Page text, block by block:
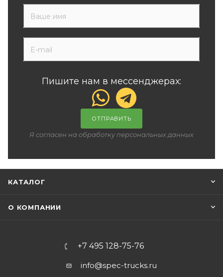
Пишите нам в мессенджерах:
ОТПРАВИТЬ
Я согласен на обработку персональных данных
КАТАЛОГ
О КОМПАНИИ
+7 495 128-75-76
info@spec-trucks.ru